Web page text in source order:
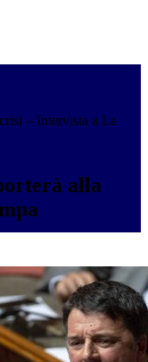
– Intervista a La
alla